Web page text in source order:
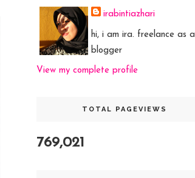
irabintiazhari
hi, i am ira. freelance as a
blogger
View my complete profile
TOTAL PAGEVIEWS
769,021